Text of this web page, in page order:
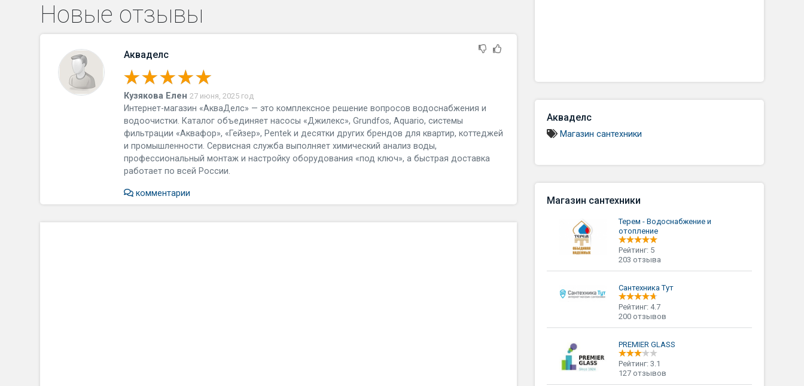
Новые отзывы
Акваделс
Кузякова Елен 27 июня, 2025 год
Интернет-магазин «АкваДелс» — это комплексное решение вопросов водоснабжения и
водоочистки. Каталог объединяет насосы «Джилекс», Grundfos, Aquario, системы
фильтрации «Аквафор», «Гейзер», Pentek и десятки других брендов для квартир, коттеджей
и промышленности. Сервисная служба выполняет химический анализ воды,
профессиональный монтаж и настройку оборудования «под ключ», а быстрая доставка
работает по всей России.
комментарии
Акваделс
Магазин сантехники
Магазин сантехники
Терем - Водоснабжение и
отопление
Рейтинг: 5
203 отзыва
Сантехника Тут
Рейтинг: 4.7
200 отзывов
PREMIER GLASS
Рейтинг: 3.1
127 отзывов